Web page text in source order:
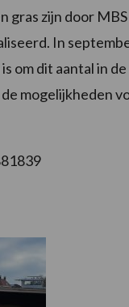
gras zijn door
In
om dit aantal in
mogelijkheden